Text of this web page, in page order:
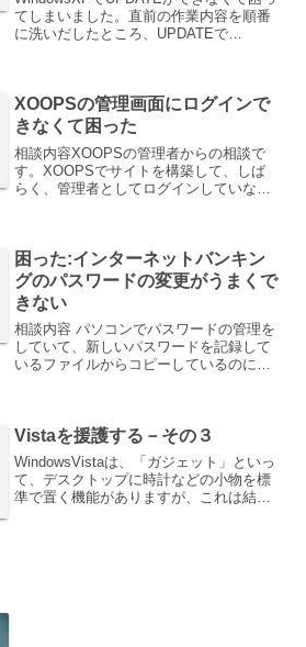
てしまいました。直前の作業内容を順番
に洗いだしたところ、UPDATEで
ポ...
XOOPSの管理画面にログインで
きなくて困った
相談内容XOOPSの管理者からの相談で
す。XOOPSでサイトを構築して、しば
らく、管理者としてログインしていなか
メールアドレスのメ...
困った:インターネットバンキン
グのパスワードの変更がうまくで
きない
相談内容 パソコンでパスワードの管理を
していて、新しいパスワードを記録して
いるファイルからコピーしているのに、
す。 問題の分析と原因の...
Vistaを援護する－その３
WindowsVistaは、「ガジェット」といっ
て、デスクトップに時計などの小物を標
準で置く機能がありますが、これは結構